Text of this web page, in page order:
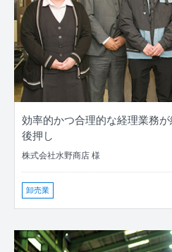
効率的かつ合理的な経理業務
後押し
株式会社水野商店 様
卸売業